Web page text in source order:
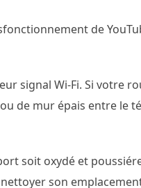
de
signal Wi-Fi. Si votre
de mur épais entre le
soit oxydé et
son